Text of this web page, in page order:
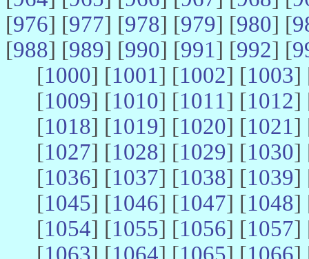
[976] [977] [978] [979] [980] [
[988] [989] [990] [991] [992] [
[1000] [1001] [1002] [1003]
[1009] [1010] [1011] [1012]
[1018] [1019] [1020] [1021]
[1027] [1028] [1029] [1030]
[1036] [1037] [1038] [1039]
[1045] [1046] [1047] [1048]
[1054] [1055] [1056] [1057]